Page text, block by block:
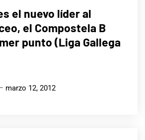
el nuevo líder al
el Compostela B
punto (Liga Gallega
marzo 12, 2012